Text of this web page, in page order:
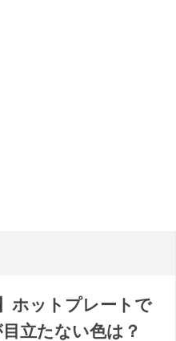
ホットプレートで
立たない色は？